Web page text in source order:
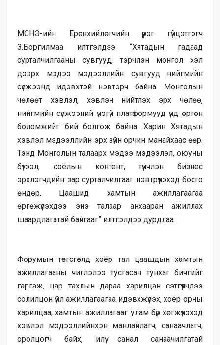
МСНЭ-ийн Ерөнхийлөгчийн үүрэг гүйцэтгэгч
З.Боргилмаа илтгэлдээ “Хятадын гадаад
сурталчилгааны сувгууд, тэрчлэн монгол хэл
дээрх мэдээ мэдээллийн сувгууд нийгмийн
сүлжээнд идэвхтэй нэвтэрч байна. Монголын
чөлөөт хэвлэл, хэвлэн нийтлэх эрх чөлөө,
нийгмийн сүлжээний үнэгүй платформууд үүнд өргөн
боломжийг бий болгож байна. Харин Хятадын
хэвлэл мэдээллийн эрх зүйн орчин манайхаас өөр.
Тэнд Монголын талаарх мэдээ мэдээлэл, оюуны
бүтээл, соёлын контент, түүнчлэн бизнес
эрхлэгчдийн зар сурталчилгааг нэвтрүүлэхэд босго
өндөр. Цаашид хамтын ажиллагаагаа
өргөжүүлэхдээ энэ талаар анхааран ажиллах
шаардлагатай байгааг” илтгэлдээ дурдлаа.
Форумын төгсгөлд хоёр тал цаашдын хамтын
ажиллагааны чиглэлээ тусгасан тунхаг бичгийг
гаргаж, цар тахлын дараа харилцан сэтгүүлчдээ
солилцон үйл ажиллагаагаа идэвхжүүлэх, хоёр орны
харилцаа, хамтын ажиллагааг улам бүр хөгжүүлэхэд
хэвлэл мэдээллийнхэн манлайлагч, санаачлагч,
оролцогч байх, илүү санал санаачилгатай